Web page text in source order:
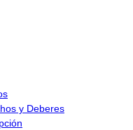
y Deberes